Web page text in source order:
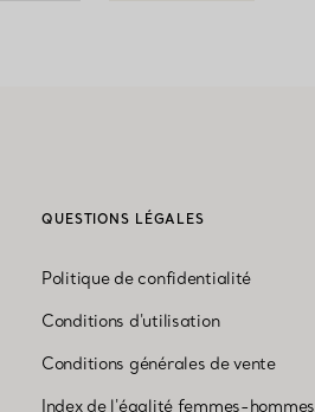
QUESTIONS LÉGALES
Politique de confidentialité
Conditions d'utilisation
Conditions générales de vente
Index de l'égalité femmes-hommes